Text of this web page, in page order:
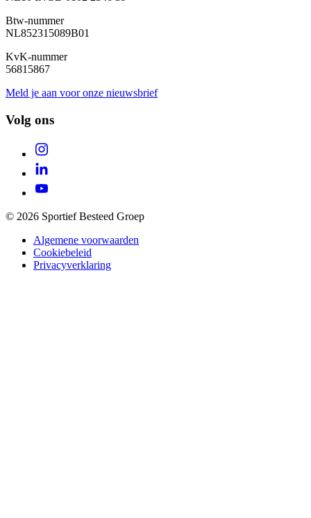
Btw-nummer
NL852315089B01
KvK-nummer
56815867
Meld je aan voor onze nieuwsbrief
Volg ons
© 2026 Sportief Besteed Groep
Algemene voorwaarden
Cookiebeleid
Privacyverklaring